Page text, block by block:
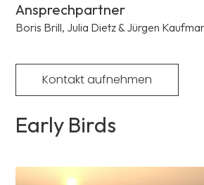
Ansprechpartner
Boris Brill, Julia Dietz &Jürgen
Kontakt aufnehmen
Early Birds